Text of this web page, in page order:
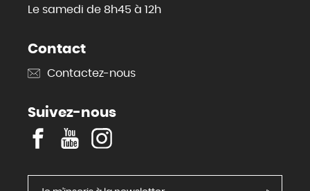
Le samedi de 8h45 à 12h
Contact
Contactez-nous
Suivez-nous
c
Y
o
u
I
n
s